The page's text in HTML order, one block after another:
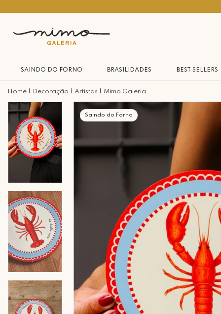
SAINDO DO FORNO BRASILIDADES BEST SELLERS
Decoração Artistas Mimo Galeria
Saindo do Forno